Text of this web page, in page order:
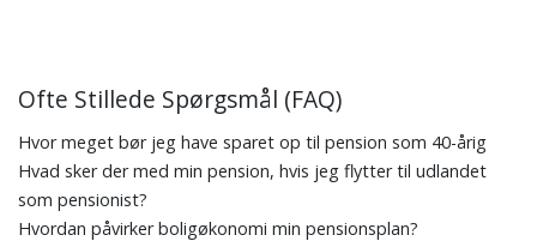
Ofte Stillede Spørgsmål (FAQ)
Hvor meget bør jeg have sparet op til pension som 40-årig
Hvad sker der med min pension, hvis jeg flytter til udlandet
som pensionist?
Hvordan påvirker boligøkonomi min pensionsplan?